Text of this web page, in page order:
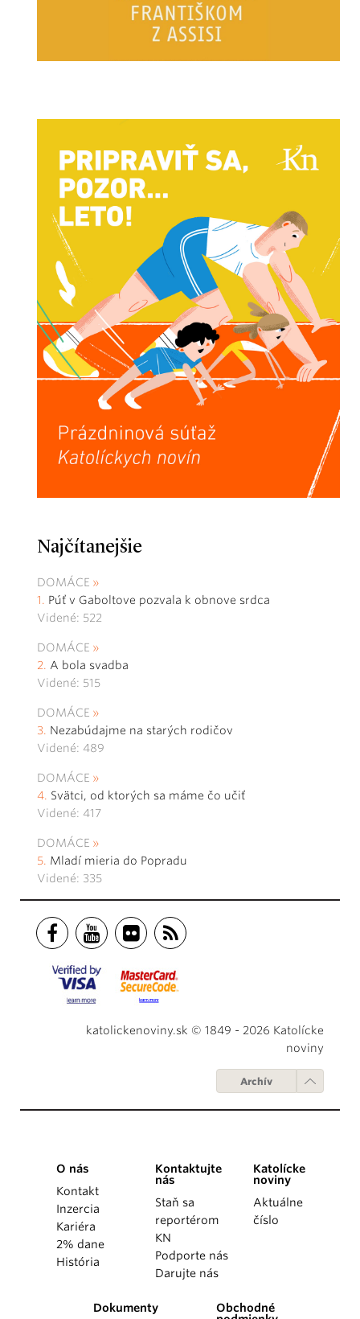
Najčítanejšie
DOMÁCE
Púť v Gaboltove pozvala k obnove srdca
Videné: 522
DOMÁCE
A bola svadba
Videné: 515
DOMÁCE
Nezabúdajme na starých rodičov
Videné: 489
DOMÁCE
Svätci, od ktorých sa máme čo učiť
Videné: 417
DOMÁCE
Mladí mieria do Popradu
Videné: 335
katolickenoviny.sk © 1849 - 2026 Katolícke
noviny
Archív
O nás
Kontakt
Inzercia
Kariéra
2% dane
História
Kontaktujte
nás
Staň sa
reportérom
KN
Podporte nás
Darujte nás
Katolícke
noviny
Aktuálne
číslo
Dokumenty
Obchodné